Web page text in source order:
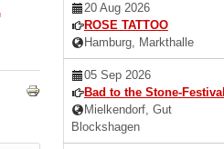
20 Aug 2026
ROSE TATTOO
Hamburg, Markthalle
05 Sep 2026
Bad to the Stone-Festival
Mielkendorf, Gut
Blockshagen